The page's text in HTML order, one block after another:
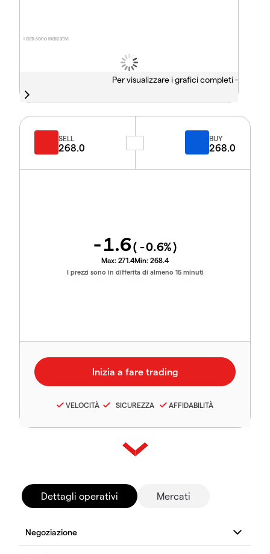
I dati sono indicativi
Per visualizzare i grafici completi -
SELL
268.0
BUY
268.0
-1.6( -0.6%)
Max: 271.4Min: 268.4
I prezzi sono in differita di almeno 15 minuti
VELOCITÀ SICUREZZA AFFIDABILITÀ
Dettagli operativi Mercati